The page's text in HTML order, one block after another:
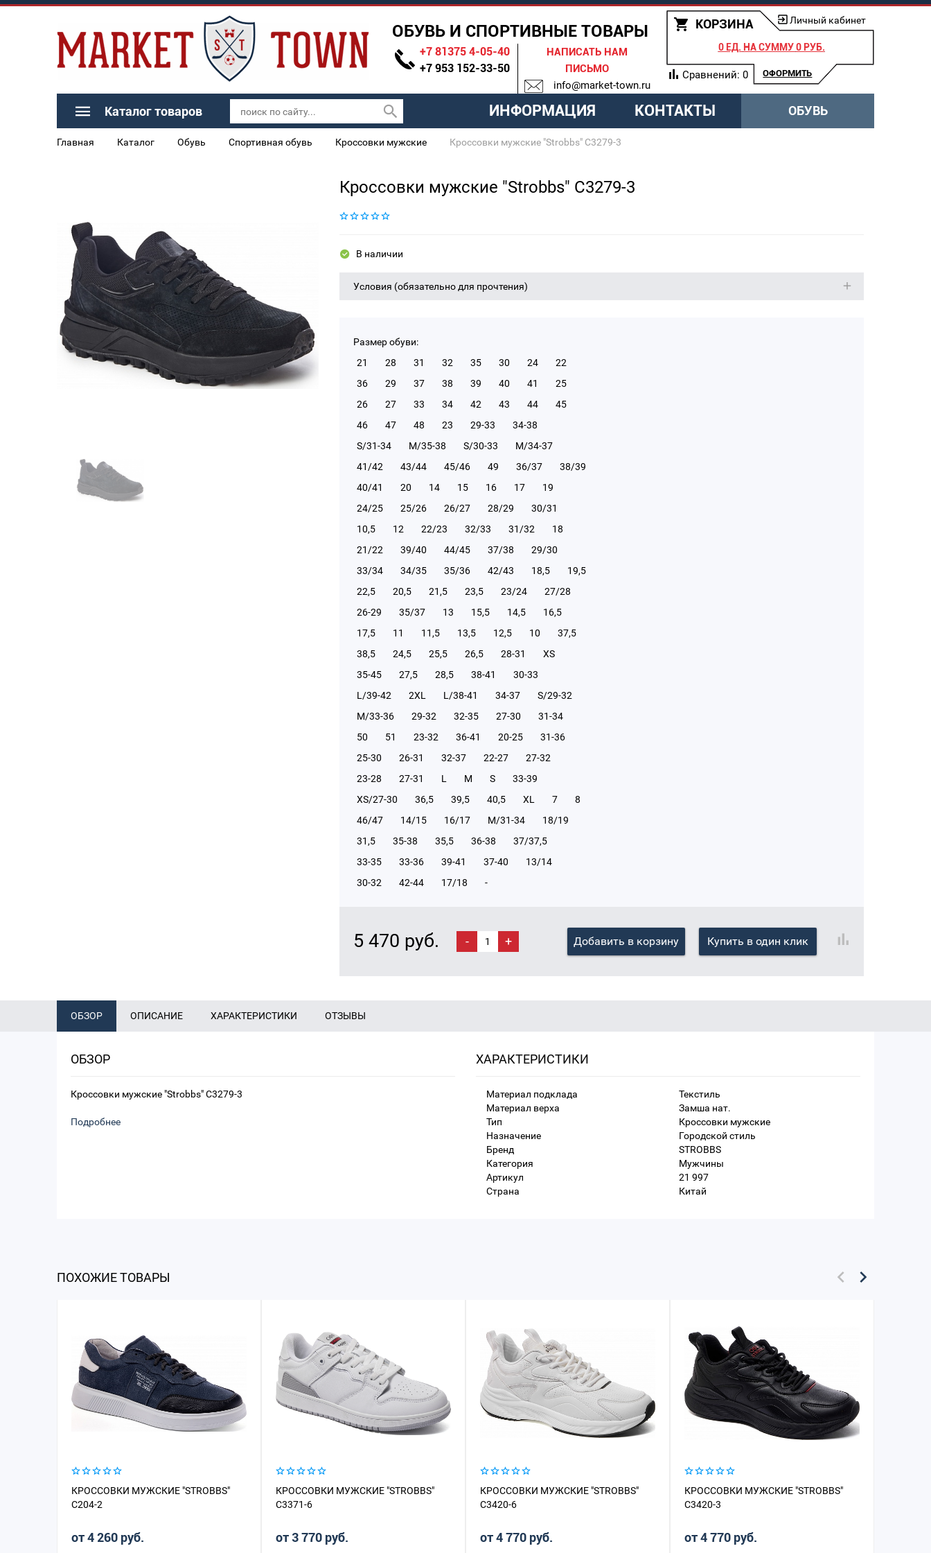
ОБУВЬ И СПОРТИВНЫЕ ТОВАРЫ
+7 81375 4-05-40
+7 953 152-33-50
НАПИСАТЬ НАМ
ПИСЬМО
info@market-town.ru
КОРЗИНА Личный кабинет
0 ЕД. НА СУММУ0 РУБ.
ОФОРМИТЬ
Сравнений: 0
Каталог товаров ИНФОРМАЦИЯ КОНТАКТЫ ОБУВЬ
Главная Каталог Обувь Спортивная обувь Кроссовки мужские Кроссовки мужские "Strobbs" C3279-3
Кроссовки мужские "Strobbs" C3279-3
В наличии
Условия (обязательно для прочтения)
Размер обуви:
21
28 31 32 35 30 24
22
36
29 37 38 39 40 41
25
26
27 33 34 42 43 44
45
46
47 48 23 29-33
34-38
S/31-34
М/35-38 S/30-33
М/34-37
41/42
43/44 45/46 49 36/37
38/39
40/41
20 14 15 16 17
19
24/25
25/26 26/27 28/29
30/31
10,5
12 22/23 32/33 31/32
18
21/22
39/40 44/45 37/38
29/30
33/34
34/35 35/36 42/43 18,5
19,5
22,5
20,5 21,5 23,5 23/24
27/28
26-29
35/37 13 15,5 14,5
16,5
17,5
11 11,5 13,5 12,5 10
37,5
38,5
24,5 25,5 26,5 28-31
XS
35-45
27,5 28,5 38-41
30-33
L/39-42
2XL L/38-41 34-37
S/29-32
М/33-36
29-32 32-35 27-30
31-34
50
51 23-32 36-41 20-25
31-36
25-30
26-31 32-37 22-27
27-32
23-28
27-31 L M S
33-39
XS/27-30
36,5 39,5 40,5 XL 7
8
46/47
14/15 16/17 М/31-34
18/19
31,5
35-38 35,5 36-38
37/37,5
33-35
33-36 39-41 37-40
13/14
30-32
42-44 17/18 -
5 470 руб. - + Добавить в корзину Купить в один клик
ОБЗОР ОПИСАНИЕ ХАРАКТЕРИСТИКИ ОТЗЫВЫ
ОБЗОР
Кроссовки мужские "Strobbs" C3279-3
Подробнее
ХАРАКТЕРИСТИКИ
Материал подклада
Текстиль
Материал верха
Замша нат.
Тип
Кроссовки мужские
Назначение
Городской стиль
Бренд
STROBBS
Категория
Мужчины
Артикул
21 997
Страна
Китай
ПОХОЖИЕ ТОВАРЫ
КРОССОВКИ МУЖСКИЕ "STROBBS"
C204-2
от 4 260 руб.
КРОССОВКИ МУЖСКИЕ "STROBBS"
C3371-6
от 3 770 руб.
КРОССОВКИ МУЖСКИЕ "STROBBS"
C3420-6
от 4 770 руб.
КРОССОВКИ МУЖСКИЕ "STROBBS"
C3420-3
от 4 770 руб.